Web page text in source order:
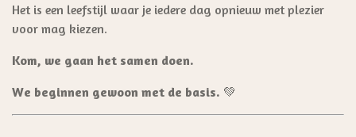
Het is een leefstijl waar je iedere dag opnieuw met plezier
voor mag kiezen.
Kom, we gaan het samen doen.
We beginnen gewoon met de basis. 💚